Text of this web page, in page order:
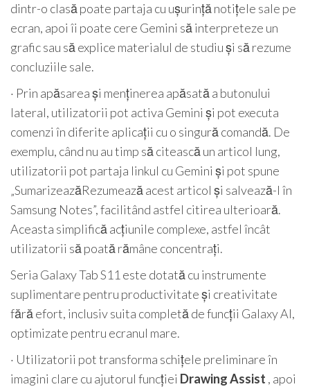
dintr-o clasă poate partaja cu ușurință notițele sale pe
ecran, apoi îi poate cere Gemini să interpreteze un
grafic sau să explice materialul de studiu și să rezume
concluziile sale.
· Prin apăsarea și menținerea apăsată a butonului
lateral, utilizatorii pot activa Gemini și pot executa
comenzi în diferite aplicații cu o singură comandă. De
exemplu, când nu au timp să citească un articol lung,
utilizatorii pot partaja linkul cu Gemini și pot spune
„SumarizeazăRezumează acest articol și salvează-l în
Samsung Notes”, facilitând astfel citirea ulterioară.
Aceasta simplifică acțiunile complexe, astfel încât
utilizatorii să poată rămâne concentrați.
Seria Galaxy Tab S11 este dotată cu instrumente
suplimentare pentru productivitate și creativitate
fără efort, inclusiv suita completă de funcții Galaxy AI,
optimizate pentru ecranul mare.
· Utilizatorii pot transforma schițele preliminare în
imagini clare cu ajutorul funcției Drawing Assist , apoi